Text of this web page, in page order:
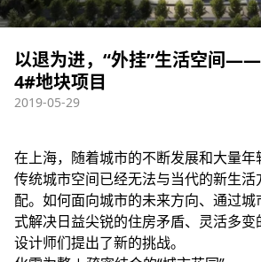
以退为进，“外挂”生活空间
4#地块项目
2019-05-29
在上海，随着城市的不断发展和大量
传统城市空间已经无法与当代的新生
配。如何面向城市的未来方向、通过城
式解决日益尖锐的住房矛盾、灵活多变
设计师们提出了新的挑战。